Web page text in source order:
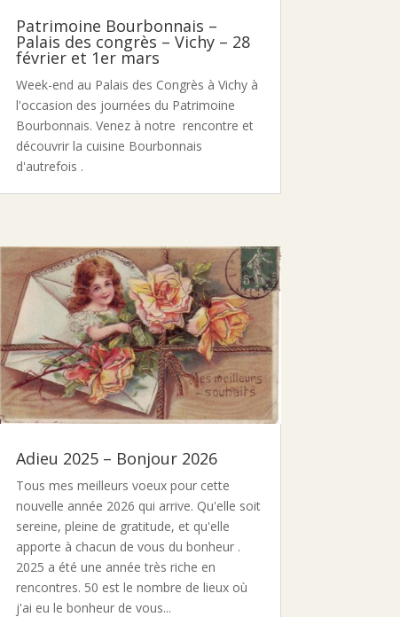
Patrimoine Bourbonnais –
Palais des congrès – Vichy – 28
février et 1er mars
Week-end au Palais des Congrès à Vichy à
l'occasion des journées du Patrimoine
Bourbonnais. Venez à notre rencontre et
découvrir la cuisine Bourbonnais
d'autrefois .
Adieu 2025 – Bonjour 2026
Tous mes meilleurs voeux pour cette
nouvelle année 2026 qui arrive. Qu'elle soit
sereine, pleine de gratitude, et qu'elle
apporte à chacun de vous du bonheur .
2025 a été une année très riche en
rencontres. 50 est le nombre de lieux où
j'ai eu le bonheur de vous...